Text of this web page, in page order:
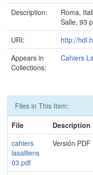
Description:
Roma,
Salle, 93
URI:
http://
Appears in
Collections:
Cahiers
Files in This Item:
File
Description
cahiers
lasalliens
03.pdf
Versión PDF